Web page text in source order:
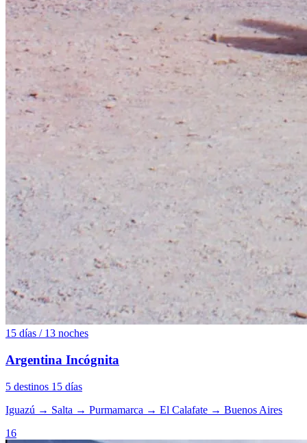
15 días / 13 noches
Argentina Incógnita
5 destinos 15 días
Iguazú → Salta → Purmamarca → El Calafate → Buenos Aires
16